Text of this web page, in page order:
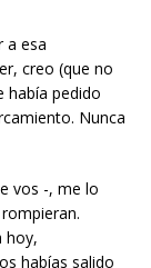
a esa
creo (que no
había pedido
Nunca
vos -, me lo
hoy,
habías salido